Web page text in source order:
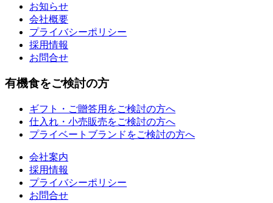
お知らせ
会社概要
プライバシーポリシー
採用情報
お問合せ
有機食をご検討の方
ギフト・ご贈答用をご検討の方へ
仕入れ・小売販売をご検討の方へ
プライベートブランドをご検討の方へ
会社案内
採用情報
プライバシーポリシー
お問合せ